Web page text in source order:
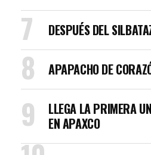
DESPUÉS DEL
APAPACHO DE
LLEGA LA PRIMERA
EN APAXCO